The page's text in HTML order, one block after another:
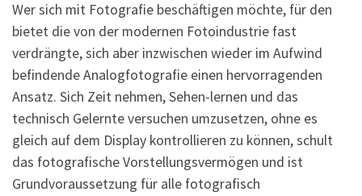
Wer sich mit Fotografie beschäftigen möchte, für den
bietet die von der modernen Fotoindustrie fast
verdrängte, sich aber inzwischen wieder im Aufwind
befindende Analogfotografie einen hervorragenden
Ansatz. Sich Zeit nehmen, Sehen-lernen und das
technisch Gelernte versuchen umzusetzen, ohne es
gleich auf dem Display kontrollieren zu können, schult
das fotografische Vorstellungsvermögen und ist
Grundvoraussetzung für alle fotografisch